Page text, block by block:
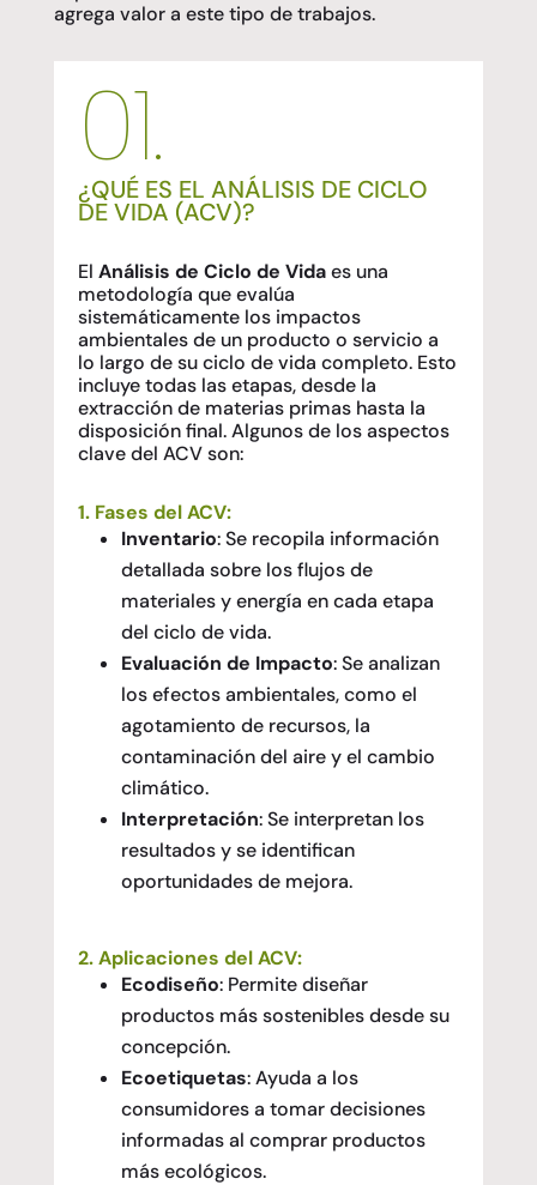
agrega valor a este tipo de trabajos.
01.
¿QUÉ ES EL ANÁLISIS DE CICLO
DE VIDA (ACV)?
El Análisis de Ciclo de Vidaes una
metodología que evalúa
sistemáticamente los impactos
ambientales de un producto o servicio a
lo largo de su ciclo de vida completo. Esto
incluye todas las etapas, desde la
extracción de materias primas hasta la
disposición final. Algunos de los aspectos
clave del ACV son:
1. Fases del ACV:
Inventario: Se recopila información
detallada sobre los flujos de
materiales y energía en cada etapa
del ciclo de vida.
Evaluación de Impacto: Se analizan
los efectos ambientales, como el
agotamiento de recursos, la
contaminación del aire y el cambio
climático.
Interpretación: Se interpretan los
resultados y se identifican
oportunidades de mejora.
2. Aplicaciones del ACV:
Ecodiseño: Permite diseñar
productos más sostenibles desde su
concepción.
Ecoetiquetas: Ayuda a los
consumidores a tomar decisiones
informadas al comprar productos
más ecológicos.